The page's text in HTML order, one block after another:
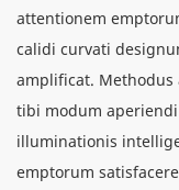
attentionem
calidi curvati
amplificat.
tibi modum
illuminationis
emptorum